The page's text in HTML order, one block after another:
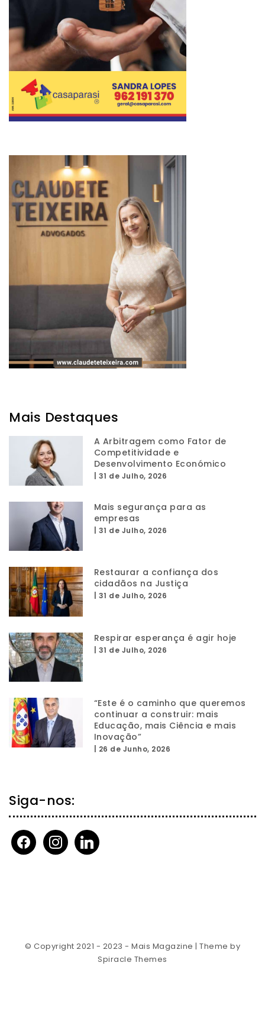
Mais Destaques
A Arbitragem como Fator de
Competitividade e
Desenvolvimento Económico
31 de Julho, 2026
Mais segurança para as
empresas
31 de Julho, 2026
Restaurar a confiança dos
cidadãos na Justiça
31 de Julho, 2026
Respirar esperança é agir hoje
31 de Julho, 2026
“Este é o caminho que queremos
continuar a construir: mais
Educação, mais Ciência e mais
Inovação”
26 de Junho, 2026
Siga-nos:
facebookinstagramlinkedin
© Copyright 2021 - 2023 - Mais Magazine | Theme by
Spiracle Themes